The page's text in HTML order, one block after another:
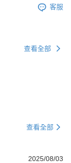
客服
查看全部
查看全部
2025/08/03